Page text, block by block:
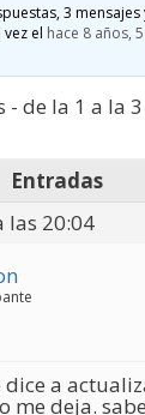
3 mensajes
el hace 8 años,
- de la 1 a la
Entradas
las 20:04
a
me deja.